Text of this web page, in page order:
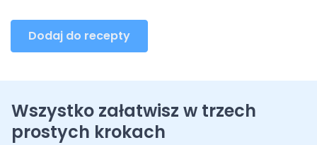
Dodaj do recepty
Wszystko załatwisz w trzech
prostych krokach